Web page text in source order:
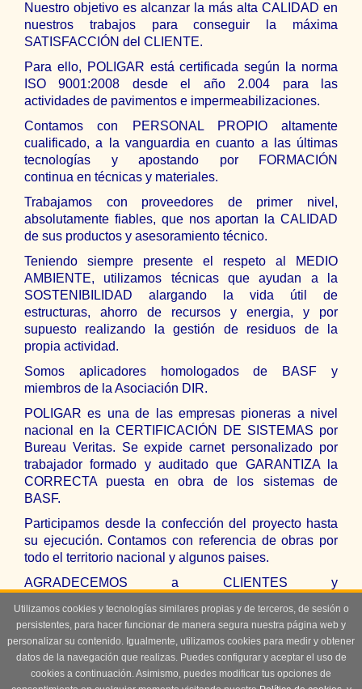
Utilizamos cookies y tecnologías similares propias y de terceros, de sesión o
persistentes, para hacer funcionar de manera segura nuestra página web y
personalizar su contenido. Igualmente, utilizamos cookies para medir y obtener
datos de la navegación que realizas. Puedes configurar y aceptar el uso de
cookies a continuación. Asimismo, puedes modificar tus opciones de
Nuestro objetivo es alcanzar la más alta CALIDAD en
nuestros trabajos para conseguir la máxima
SATISFACCIÓN del CLIENTE.
Para ello, POLIGAR está certificada según la norma
ISO 9001:2008 desde el año 2.004 para las
actividades de pavimentos e impermeabilizaciones.
Contamos con PERSONAL PROPIO altamente
cualificado, a la vanguardia en cuanto a las últimas
tecnologías y apostando por FORMACIÓN
continua en técnicas y materiales.
Trabajamos con proveedores de primer nivel,
absolutamente fiables, que nos aportan la CALIDAD
de sus productos y asesoramiento técnico.
Teniendo siempre presente el respeto al MEDIO
AMBIENTE, utilizamos técnicas que ayudan a la
SOSTENIBILIDAD alargando la vida útil de
estructuras, ahorro de recursos y energia, y por
supuesto realizando la gestión de residuos de la
propia actividad.
Somos aplicadores homologados de BASF y
miembros de la Asociación DIR.
POLIGAR es una de las empresas pioneras a nivel
nacional en la CERTIFICACIÓN DE SISTEMAS por
Bureau Veritas. Se expide carnet personalizado por
trabajador formado y auditado que GARANTIZA la
CORRECTA puesta en obra de los sistemas de
BASF.
Participamos desde la confección del proyecto hasta
su ejecución. Contamos con referencia de obras por
todo el territorio nacional y algunos paises.
AGRADECEMOS a CLIENTES y
POLIGAR. Ustedes son la GARANTIA para nuestros
futuros CLIENTES.